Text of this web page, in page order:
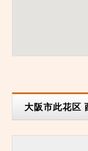
大阪市此花区